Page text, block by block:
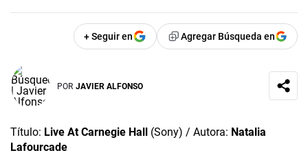
+ Seguir en Agregar Búsqueda en
POR JAVIER ALFONSO
Título: Live At Carnegie Hall (Sony) / Autora: Natalia
Lafourcade